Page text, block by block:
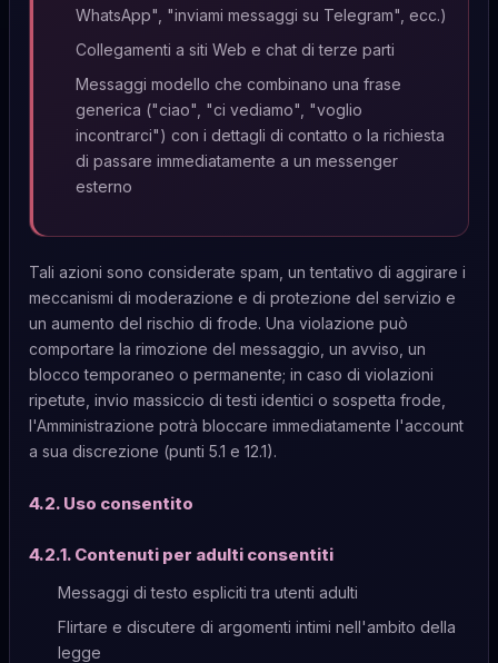
WhatsApp", "inviami messaggi su Telegram", ecc.)
Collegamenti a siti Web e chat di terze parti
Messaggi modello che combinano una frase
generica ("ciao", "ci vediamo", "voglio
incontrarci") con i dettagli di contatto o la richiesta
di passare immediatamente a un messenger
esterno
Tali azioni sono considerate spam, un tentativo di aggirare i
meccanismi di moderazione e di protezione del servizio e
un aumento del rischio di frode. Una violazione può
comportare la rimozione del messaggio, un avviso, un
blocco temporaneo o permanente; in caso di violazioni
ripetute, invio massiccio di testi identici o sospetta frode,
l'Amministrazione potrà bloccare immediatamente l'account
a sua discrezione (punti 5.1 e 12.1).
4.2. Uso consentito
4.2.1. Contenuti per adulti consentiti
Messaggi di testo espliciti tra utenti adulti
Flirtare e discutere di argomenti intimi nell'ambito della
legge